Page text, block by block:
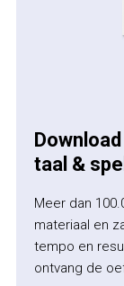
taal &
Meer dan
materiaal en
tempo en
ontvang de